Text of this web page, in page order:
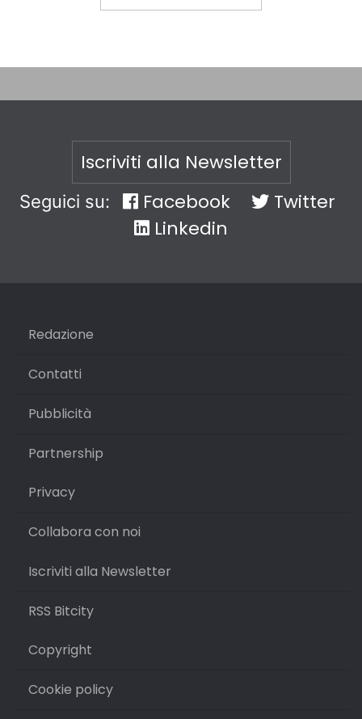
Iscriviti alla Newsletter
Seguici su: Facebook
Twitter
Linkedin
Redazione
Contatti
Pubblicità
Partnership
Privacy
Collabora con noi
Iscriviti alla Newsletter
RSS Bitcity
Copyright
Cookie policy